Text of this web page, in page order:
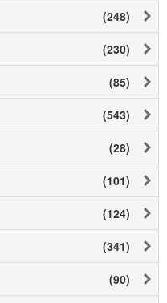
(248)
(230)
(85)
(543)
(28)
(101)
(124)
(341)
(90)